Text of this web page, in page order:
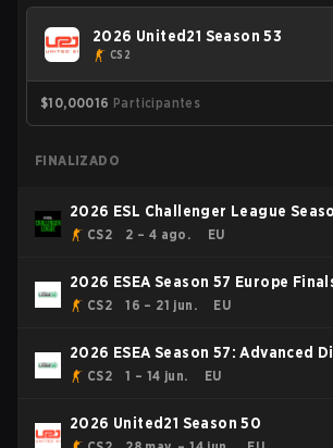
2026 United21 Season 53
CS2
$10,00016 Participantes
FINALIZADO
2026 ESL Challenger League
- Cup #2
CS2 2 – 4 ago. EU
2026 ESEA Season 57 Europe
CS2 16 – 21 jun. EU
2026 ESEA Season 57: Advanced
Europe
CS2 1 – 14 jun. EU
2026 United21 Season 50